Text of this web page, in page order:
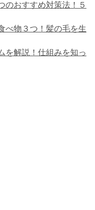
のおすすめ対策法！５
べ物３つ！髪の毛を生
を解説！仕組みを知っ